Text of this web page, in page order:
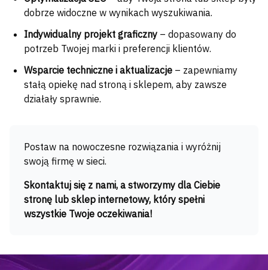
dobrze widoczne w wynikach wyszukiwania.
Indywidualny projekt graficzny – dopasowany do
potrzeb Twojej marki i preferencji klientów.
Wsparcie techniczne i aktualizacje – zapewniamy
stałą opiekę nad stroną i sklepem, aby zawsze
działały sprawnie.
Postaw na nowoczesne rozwiązania i wyróżnij
swoją firmę w sieci.
Skontaktuj się z nami, a stworzymy dla Ciebie
stronę lub sklep internetowy, który spełni
wszystkie Twoje oczekiwania!